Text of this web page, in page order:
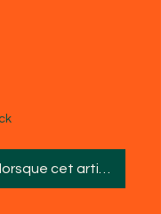
cet article est